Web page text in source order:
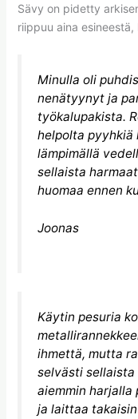
Sävy on pidetty
riippuu aina
Minulla oli
nenätyynyt ja
työkalupakista.
helpolta pyyhkiä
lämpimällä
sellaista
huomaa ennen
Joonas
Käytin pesuria
ihmettä, mutta
selvästi
aiemmin harjalla
ja laittaa